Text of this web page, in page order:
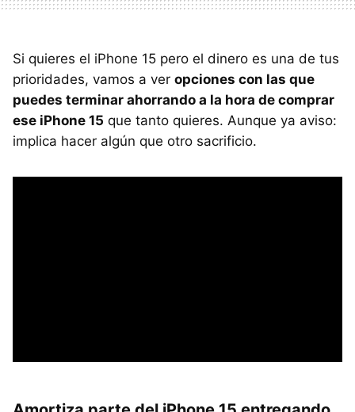
Si quieres el iPhone 15 pero el dinero es una de tus
prioridades, vamos a ver opciones con las que
puedes terminar ahorrando a la hora de comprar
ese iPhone 15 que tanto quieres. Aunque ya aviso:
implica hacer algún que otro sacrificio.